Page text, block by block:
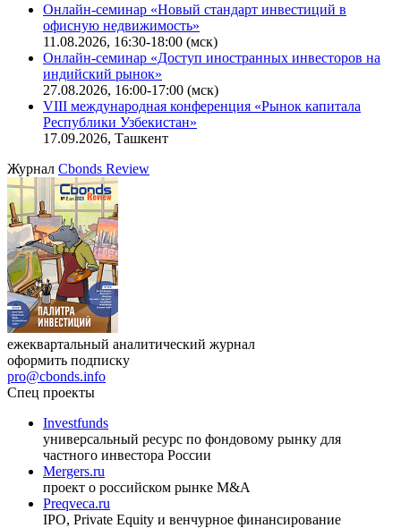
Онлайн-семинар «Новый стандарт инвестиций в
офисную недвижимость»
11.08.2026, 16:30-18:00 (мск)
Онлайн-семинар «Доступ иностранных инвесторов на
индийский рынок»
27.08.2026, 16:00-17:00 (мск)
VIII международная конференция «Рынок капитала
Республики Узбекистан»
17.09.2026, Ташкент
Журнал Cbonds Review
ежеквартальный аналитический журнал
оформить подписку
pro@cbonds.info
Спец проекты
Investfunds
универсальный ресурс по фондовому рынку для
частного инвестора России
Mergers.ru
проект о российском рынке M&A
Preqveca.ru
IPO, Private Equity и венчурное финансирование